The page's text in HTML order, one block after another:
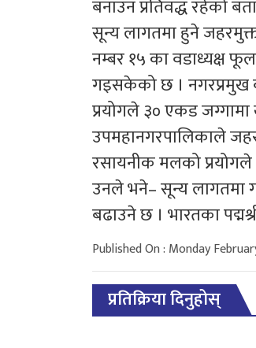
बनाउन प्रतिवद्ध रहेको
सून्य लागतमा हुने
नम्बर १५ का वडाध्यक्ष
गइसकेको छ । नगरप्रमुख
प्रयोगले ३० एकड
उपमहानगरपालिकाले
रसायनीक मलको
उनले भने– सून्य लागतमा
बढाउने छ । भारतका
Published On : Monday
प्रतिक्रिया दिनुहोस्